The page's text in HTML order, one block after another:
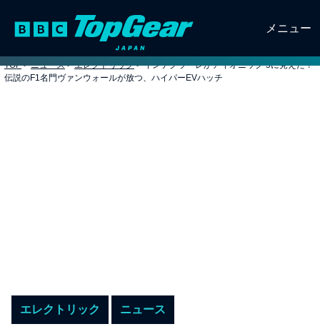
メニュー
TOP > ニュース > エレクトリック > インテグラーレかアイオニック 5に見えた？
伝説のF1名門ヴァンウォールが放つ、ハイパーEVハッチ
エレクトリック ニュース